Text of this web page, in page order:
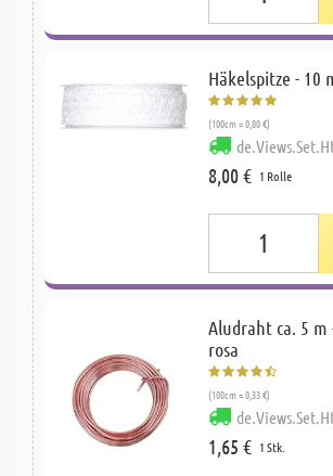
Häkelspitze - 10
(100cm = 0,80 €)
8,00 € 1 Rolle
Aludraht ca. 5
rosa
(100cm = 0,33 €)
1,65 € 1 Stk.